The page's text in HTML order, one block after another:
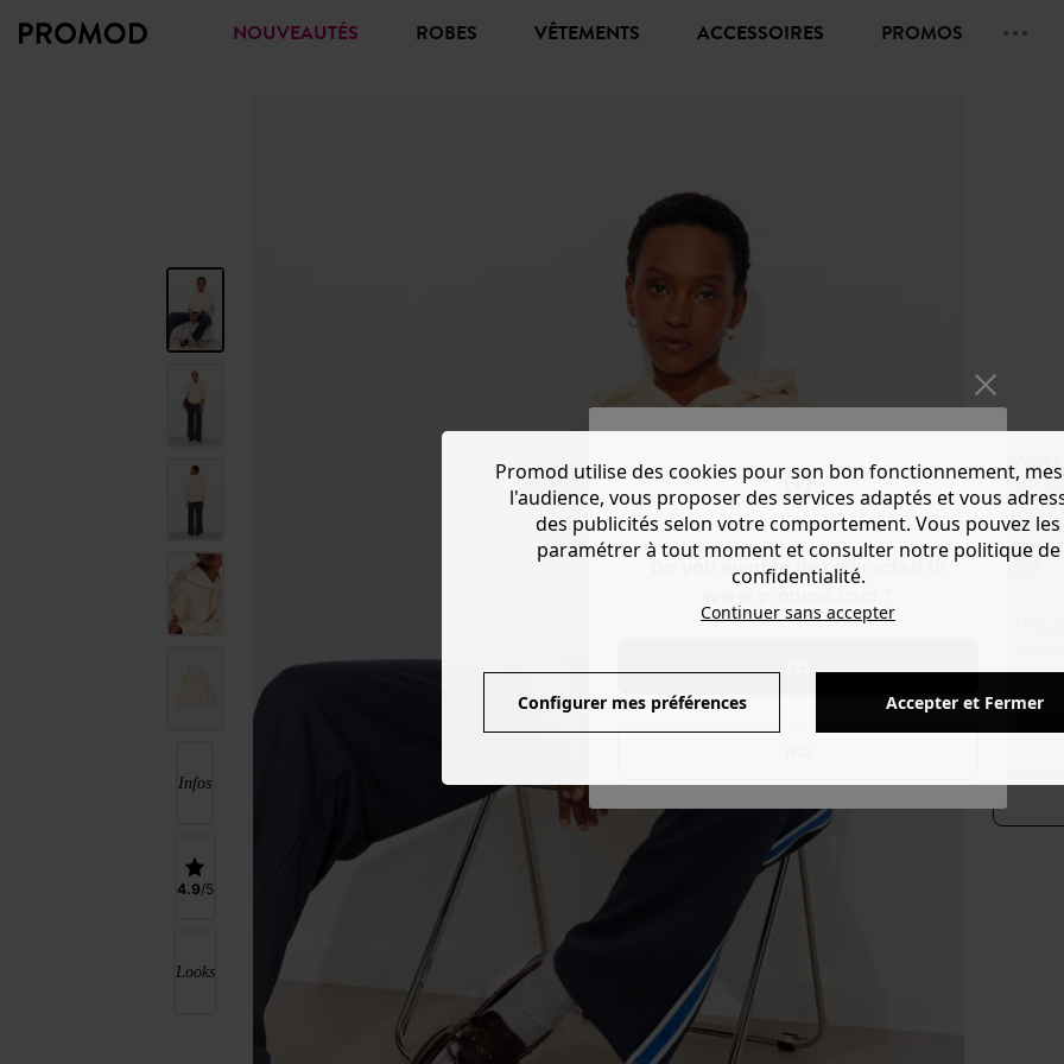
Do you want to be redirected to
NOUVEAUTÉS ROBES VÊTEMENTS ACCESSOIRES PROMOS
Infos
4.9
Looks
CHF
Couleur :
Voir
Promod utilise des cookies pour son bon fonctionnement,
l'audience, vous proposer des services adaptés et vous
des publicités selon votre comportement. Vous pouvez les
paramétrer à tout moment et consulter notre politique de
confidentialité.
Continuer sans accepter
Configurer mes préférences Accepter et Fermer